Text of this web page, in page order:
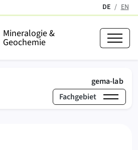
DE
(aktiv)
EN
Mineralogie &
Geochemie
gema-lab
Fachgebiet